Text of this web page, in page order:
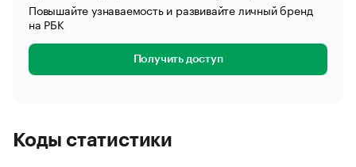
Повышайте узнаваемость и развивайте личный бренд
на РБК
Получить доступ
Коды статистики